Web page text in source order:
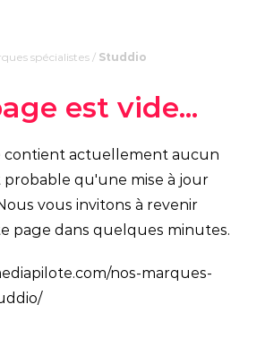
spécialistes / Studdio
est vide...
contient actuellement aucun
qu'une mise à jour
vous invitons à revenir
page dans quelques minutes.
nos-marques-